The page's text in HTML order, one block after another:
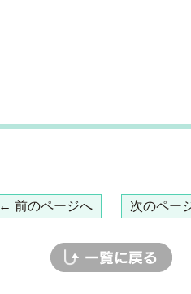
← 前のページへ 次のペー